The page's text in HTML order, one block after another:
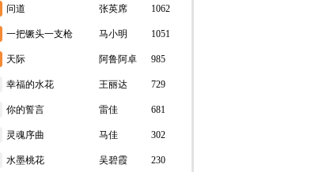
问道 张英席 1062
一把镢头一支枪 马小明 1051
天际 阿鲁阿卓 985
幸福的水花 王丽达 729
你的誓言 雷佳 681
灵魂序曲 马佳 302
水墨桃花 吴碧霞 230